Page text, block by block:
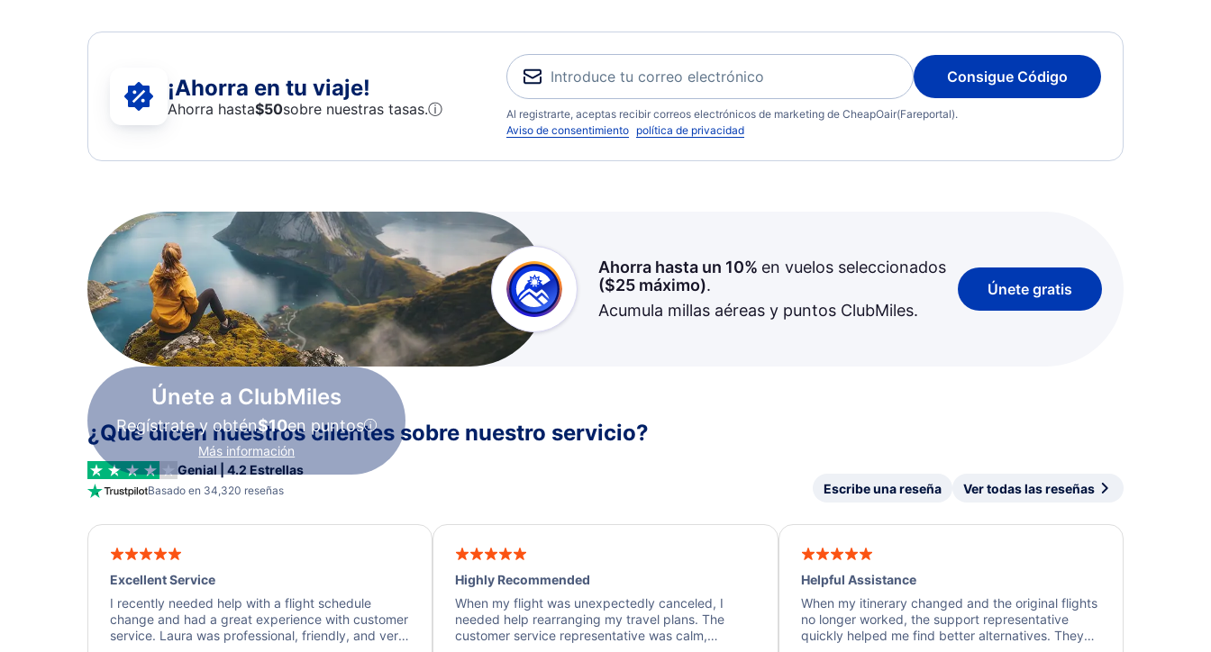
¡Ahorra en tu viaje!
Ahorra hasta$50sobre nuestras tasas.ⓘ
Consigue Código
Al registrarte, aceptas recibir correos electrónicos de marketing de CheapOair(Fareportal).
Aviso de consentimiento política de privacidad
Únete a ClubMiles
Regístrate y obtén$10en puntos
Más información
Ahorra hasta un 10% en vuelos seleccionados
($25máximo).
Acumula millas aéreas y puntos ClubMiles.
Únete gratis
¿Qué dicen nuestros clientes sobre nuestro servicio?
Genial | 4.2 Estrellas
Basado en 34,320 reseñas Escribe una reseña Ver todas las reseñas
Excellent Service
I recently needed help with a flight schedule
change and had a great experience with customer
service. Laura was professional, friendly, and very
Highly Recommended
When my flight was unexpectedly canceled, I
needed help rearranging my travel plans. The
customer service representative was calm,
Helpful Assistance
When my itinerary changed and the original flights
no longer worked, the support representative
quickly helped me find better alternatives. They